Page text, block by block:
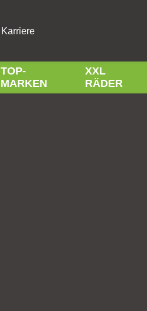
Karriere
TOP-
MARKEN
XXL
RÄDER